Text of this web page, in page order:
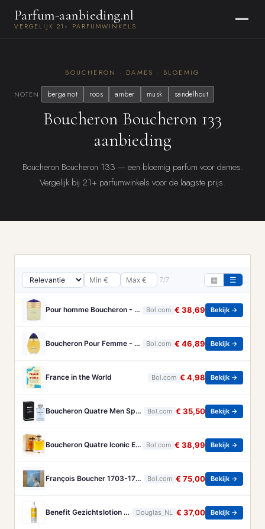
Parfum-aanbieding.nl
VERGELIJK 21+ PARFUMWINKELS
BOUCHERON · DAMES · BLOEMIG
NOTEN bergamot roos amber musk sandelhout
Boucheron Boucheron 133
aanbieding
Boucheron Boucheron 133 — een bloemig parfum voor dames.
Vergelijk bij 21+ parfumwinkels voor de laagste prijs.
7/7 ▦ ☰
Pour homme Boucheron - 100 ml - Eau de parfum Bol.com € 38,69 Bekijk →
Boucheron Pour Femme - 100ml - Eau de toilette Bol.com € 46,89 Bekijk →
France in the World Bol.com € 4,98 Bekijk →
Boucheron Quatre Men Spray - 100 ml - Eau De Toilette Bol.com € 35,50 Bekijk →
Boucheron Quatre Iconic Eau de Parfum - 100ml Bol.com € 38,99 Bekijk →
François Boucher 1703-1770 - Brandt, Christa Bol.com € 75,00 Bekijk →
Benefit Gezichtslotion The POREfessional Gezichtstoner Unisex 133ml Douglas_NL € 37,00 Bekijk →